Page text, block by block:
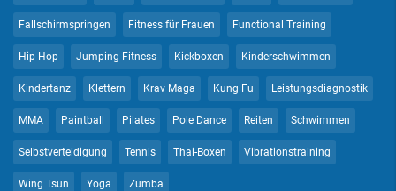
Fallschirmspringen Fitness für Frauen Functional Training
Hip Hop Jumping Fitness Kickboxen Kinderschwimmen
Kindertanz Klettern Krav Maga Kung Fu Leistungsdiagnostik
MMA Paintball Pilates Pole Dance Reiten Schwimmen
Selbstverteidigung Tennis Thai-Boxen Vibrationstraining
Wing Tsun Yoga Zumba